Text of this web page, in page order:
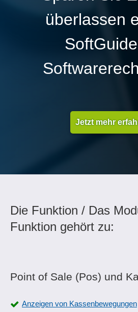
überlassen
Jetzt mehr
Die Funktion / Das
Funktion gehört zu:
Point of Sale (Pos) und
Anzeigen von Kassenbewegungen